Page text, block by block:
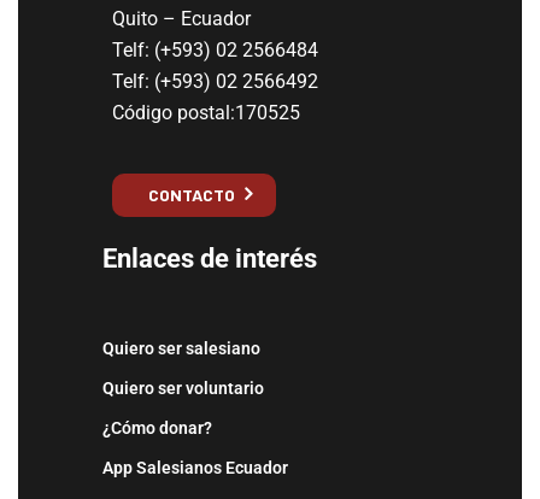
Quito – Ecuador
Telf: (+593) 02 2566484
Telf: (+593) 02 2566492
Código postal:170525
CONTACTO
Enlaces de interés
Quiero ser salesiano
Quiero ser voluntario
¿Cómo donar?
App Salesianos Ecuador